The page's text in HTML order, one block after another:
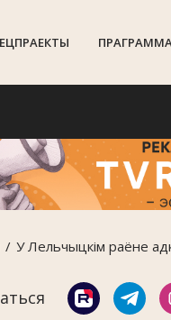
У Лельчыцкім раёне